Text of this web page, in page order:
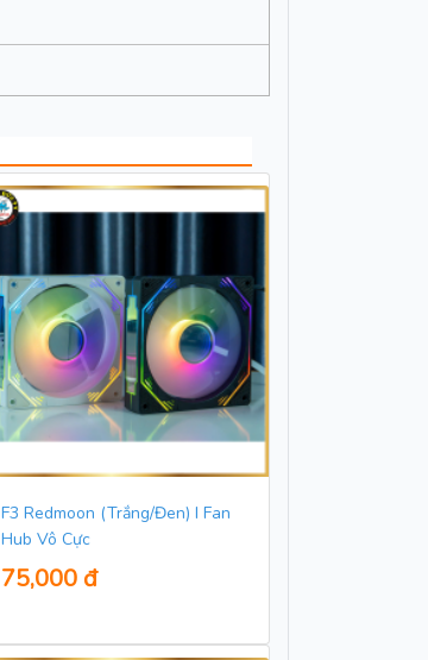
F3 Redmoon (Trắng/Đen) I Fan
Hub Vô Cực
75,000 đ